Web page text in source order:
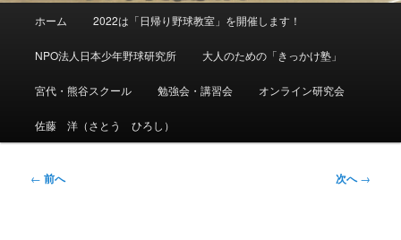
ホーム 2022は「日帰り野球教室」を開催します！
NPO法人日本少年野球研究所 大人のための「きっかけ塾」
宮代・熊谷スクール 勉強会・講習会 オンライン研究会
佐藤 洋（さとう ひろし）
投
← 前へ 次へ→